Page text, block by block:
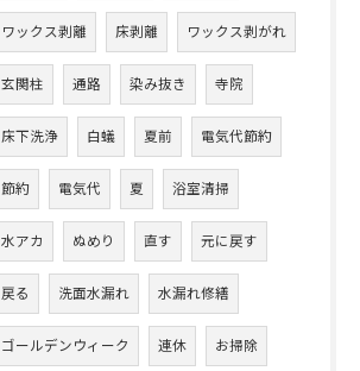
ワックス剥離 床剥離 ワックス剥がれ
玄関柱 通路 染み抜き 寺院
床下洗浄 白蟻 夏前 電気代節約
節約 電気代 夏 浴室清掃
水アカ ぬめり 直す 元に戻す
戻る 洗面水漏れ 水漏れ修繕
ゴールデンウィーク 連休 お掃除